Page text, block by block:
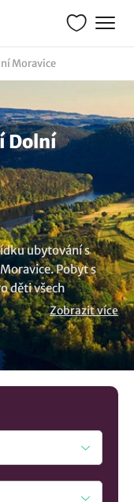
Moravice
Dolní
ubytování s
Pobyt s
děti všech
až po kreativní
zábavu v dětském
svoji nápaditost.
Zobrazit více